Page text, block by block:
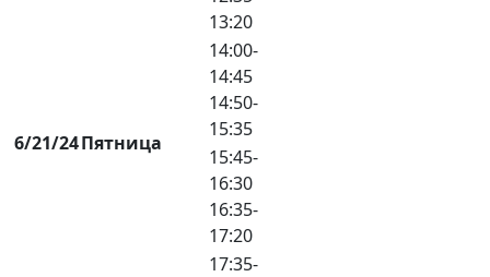
6/21/24Пятница
13:20
14:00-
14:45
14:50-
15:35
15:45-
16:30
16:35-
17:20
17:35-